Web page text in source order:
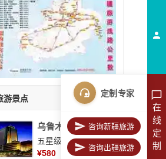
游景点 所有景点
乌鲁木齐美丽华大酒
五星级酒店
¥580
在
线
定
制
定制专家
咨询新疆旅游
咨询出疆旅游